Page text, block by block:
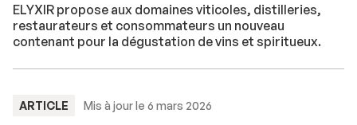
ELYXIR propose aux domaines viticoles, distilleries,
restaurateurs et consommateurs un nouveau
contenant pour la dégustation de vins et spiritueux.
TYPE
ARTICLE Mis à jour le 6 mars 2026